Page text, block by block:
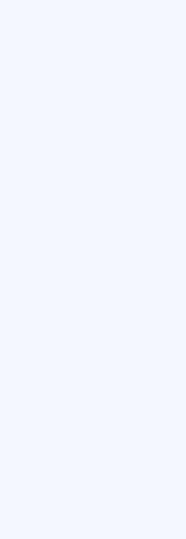
fundamental:
, siempre
expectativas de
Cada uno de
lo menos invasivo
resultados naturales
También valoramos
de cada paciente que
Por ello, no solo
del código NICA y el
que todos los
médico están
cuentan con las
Nos hemos